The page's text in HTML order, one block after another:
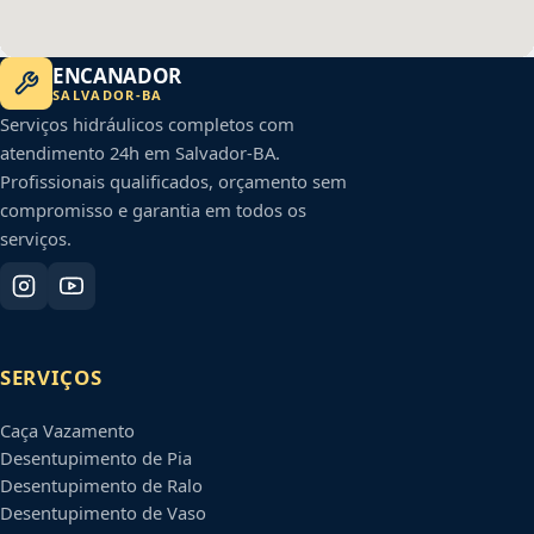
ENCANADOR
SALVADOR-BA
Serviços hidráulicos completos com
atendimento 24h em Salvador-BA.
Profissionais qualificados, orçamento sem
compromisso e garantia em todos os
serviços.
SERVIÇOS
Caça Vazamento
Desentupimento de Pia
Desentupimento de Ralo
Desentupimento de Vaso